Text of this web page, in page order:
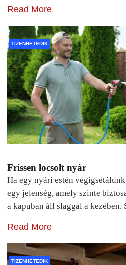
Read More
TIZENHETEDIK
Frissen locsolt nyár
Ha egy nyári estén
egy jelenség, amely szinte
a kapuban áll slaggal a kezében.
Read More
TIZENHETEDIK